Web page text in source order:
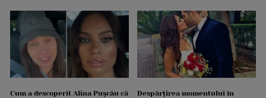
Cum a descoperit Alina Pușcău că
Despărțirea momentului în